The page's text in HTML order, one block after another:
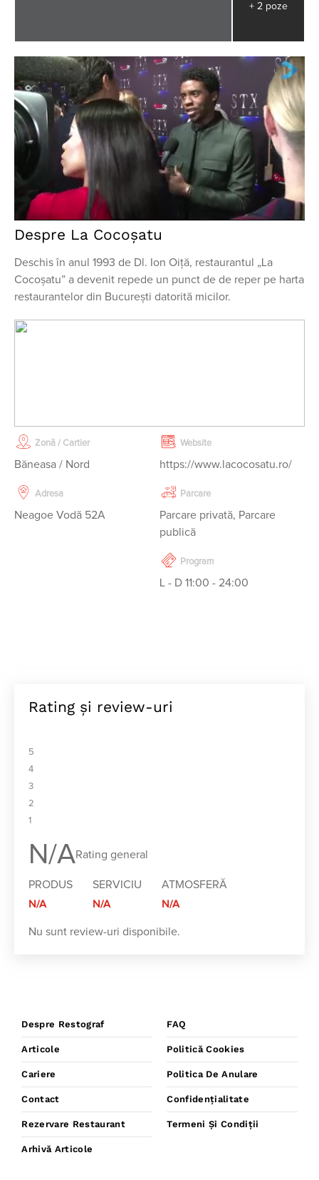
+ 2 poze
Despre La Cocoşatu
Deschis în anul 1993 de Dl. Ion Oiţă, restaurantul „La
Cocoşatu” a devenit repede un punct de de reper pe harta
restaurantelor din Bucureşti datorită micilor.
Zonă / Cartier
Băneasa / Nord
Adresa
Neagoe Vodă 52A
Website
https://www.lacocosatu.ro/
Parcare
Parcare privată, Parcare
publică
Program
L - D 11:00 - 24:00
Rating și review-uri
5
4
3
2
1
N/ARating general
PRODUS
N/A
SERVICIU
N/A
ATMOSFERĂ
N/A
Nu sunt review-uri disponibile.
Despre Restograf
Articole
Cariere
Contact
Rezervare Restaurant
Arhivă Articole
FAQ
Politică Cookies
Politica De Anulare
Confidențialitate
Termeni Și Condiții